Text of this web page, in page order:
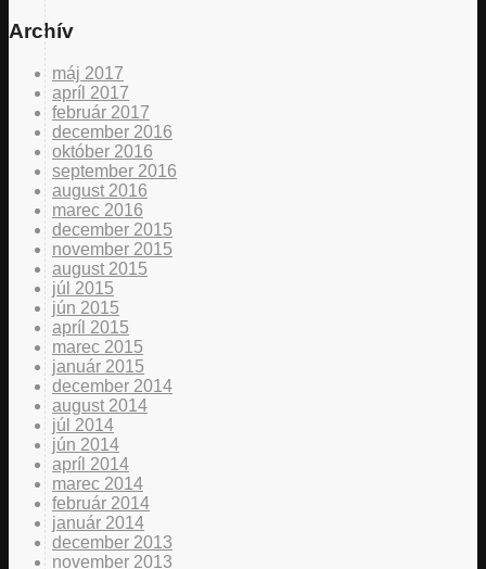
Archív
máj 2017
apríl 2017
február 2017
december 2016
október 2016
september 2016
august 2016
marec 2016
december 2015
november 2015
august 2015
júl 2015
jún 2015
apríl 2015
marec 2015
január 2015
december 2014
august 2014
júl 2014
jún 2014
apríl 2014
marec 2014
február 2014
január 2014
december 2013
november 2013